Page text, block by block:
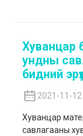
Хуванцар
ундны
бидний
2021-11-12
Хуванцар
савлагааны